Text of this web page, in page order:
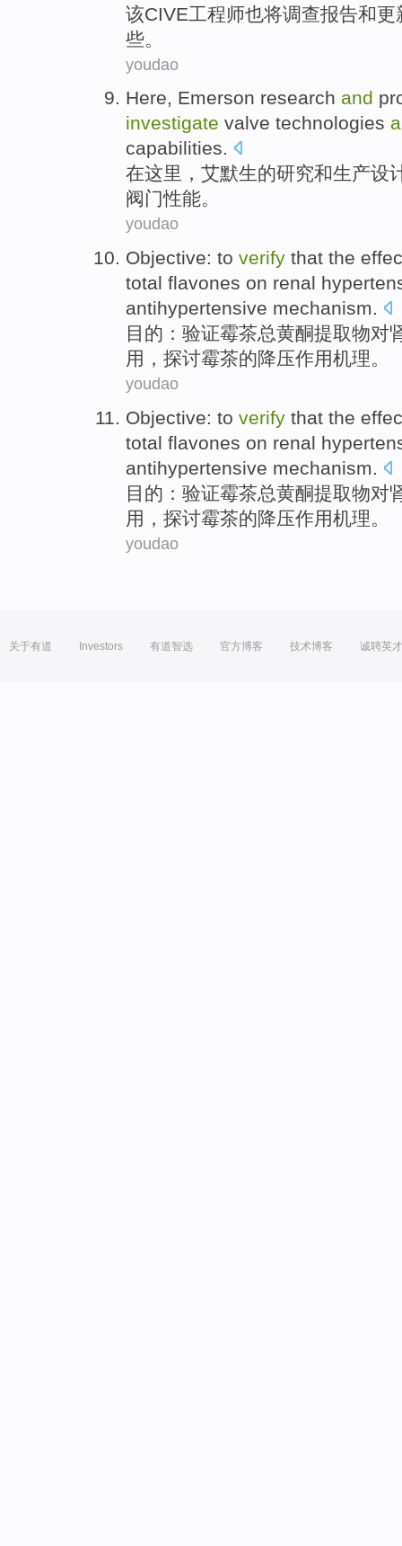
该CIVE工程师也将调查报告和更
些。
youdao
Here, Emerson research and
investigate valve technologies
capabilities.
在这里 ， 艾默生的研究和生产设
阀门性能。
youdao
Objective: to verify that the
total flavones on renal
antihypertensive mechanism.
目的 ： 验证霉茶总黄酮提取物对
用 ， 探讨霉茶的降压作用机理。
youdao
Objective: to verify that the
total flavones on renal
antihypertensive mechanism.
目的 ： 验证霉茶总黄酮提取物对
用 ， 探讨霉茶的降压作用机理。
youdao
关于有道 Investors 有道智选 官方博客 技术博客 诚聘英才